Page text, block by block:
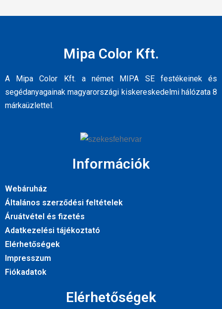
Mipa Color Kft.
A Mipa Color Kft. a német MIPA SE festékeinek és
segédanyagainak magyarországi kiskereskedelmi hálózata 8
márkaüzlettel.
Információk
Webáruház
Általános szerződési feltételek
Áruátvétel és fizetés
Adatkezelési tájékoztató
Elérhetőségek
Impresszum
Fiókadatok
Elérhetőségek